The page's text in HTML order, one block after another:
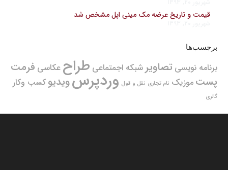
قیمت و تاریخ عرضه مک مینی اپل مشخص شد
برچسب‌ها
برنامه نویسی تصاویر شبکه اجمتماعی طراح عکاسی فرمت
پست موزیک نام تجاری نقل و قول وردپرسویدیو کسب وکار
گالری